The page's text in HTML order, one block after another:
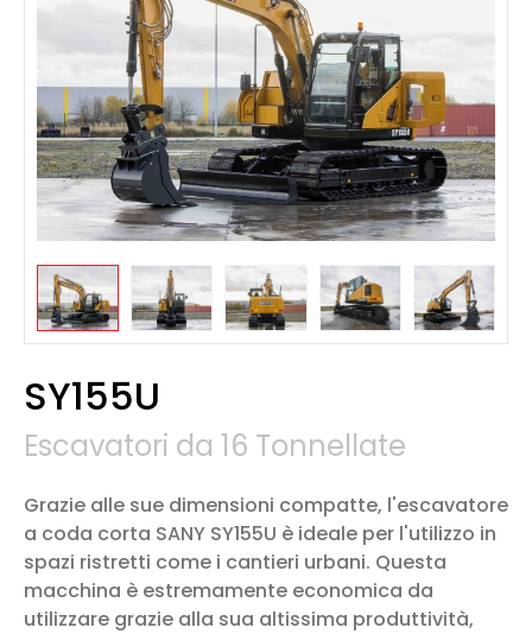
SY155U
Escavatori da 16 Tonnellate
Grazie alle sue dimensioni compatte, l'escavatore
a coda corta SANY SY155U è ideale per l'utilizzo in
spazi ristretti come i cantieri urbani. Questa
macchina è estremamente economica da
utilizzare grazie alla sua altissima produttività,